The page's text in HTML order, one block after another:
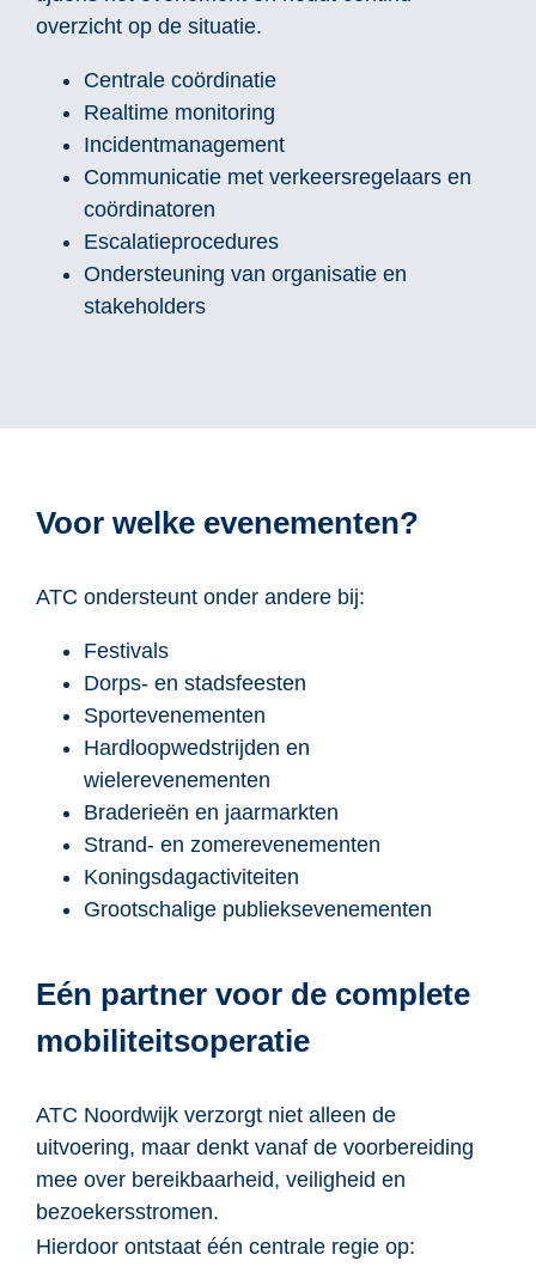
overzicht op de situatie.
Centrale coördinatie
Realtime monitoring
Incidentmanagement
Communicatie met verkeersregelaars en
coördinatoren
Escalatieprocedures
Ondersteuning van organisatie en
stakeholders
Voor welke evenementen?
ATC ondersteunt onder andere bij:
Festivals
Dorps- en stadsfeesten
Sportevenementen
Hardloopwedstrijden en
wielerevenementen
Braderieën en jaarmarkten
Strand- en zomerevenementen
Koningsdagactiviteiten
Grootschalige publieksevenementen
Eén partner voor de complete
mobiliteitsoperatie
ATC Noordwijk verzorgt niet alleen de
uitvoering, maar denkt vanaf de voorbereiding
mee over bereikbaarheid, veiligheid en
bezoekersstromen.
Hierdoor ontstaat één centrale regie op: